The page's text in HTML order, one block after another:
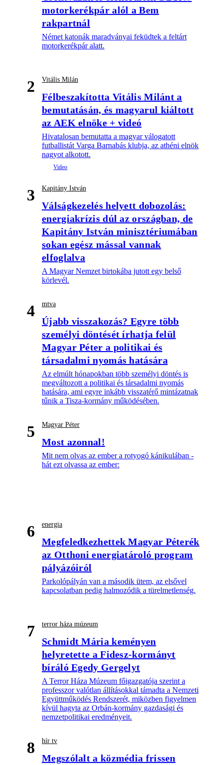
motorkerékpár alól a Bem
rakpartnál
Német katonák maradványai feküdtek a feltárt
motorkerékpár alatt.
2 Vitális Milán
Félbeszakította Vitális Milánt a
bemutatásán, és magyarul kiáltott
az AEK elnöke + videó
Hivatalosan bemutatta a magyar válogatott
futballistát Varga Barnabás klubja, az athéni elnök
nagyot alkotott.
3 Kapitány István
Válságkezelés helyett dobozolás:
energiakrízis dúl az országban, de
Kapitány István minisztériumában
sokan egész mással vannak
elfoglalva
A Magyar Nemzet birtokába jutott egy belső
körlevél.
4 mtva
Újabb visszakozás? Egyre több
személyi döntését írhatja felül
Magyar Péter a politikai és
társadalmi nyomás hatására
Az elmúlt hónapokban több személyi döntés is
megváltozott a politikai és társadalmi nyomás
hatására, ami egyre inkább visszatérő mintázatnak
tűnik a Tisza-kormány működésében.
5 Magyar Péter
Most azonnal!
Mit nem olvas az ember a rotyogó kánikulában -
hát ezt olvassa az ember:
6 energia
Megfeledkezhettek Magyar Péterék
az Otthoni energiatároló program
pályázóiról
Parkolópályán van a második ütem, az elsővel
kapcsolatban pedig halmozódik a türelmetlenség.
7 terror háza múzeum
Schmidt Mária keményen
helyretette a Fidesz-kormányt
bíráló Egedy Gergelyt
A Terror Háza Múzeum főigazgatója szerint a
professzor valótlan állításokkal támadta a Nemzeti
Együttműködés Rendszerét, miközben figyelmen
kívül hagyta az Orbán-kormány gazdasági és
nemzetpolitikai eredményeit.
8 hír tv
Megszólalt a közmédia frissen